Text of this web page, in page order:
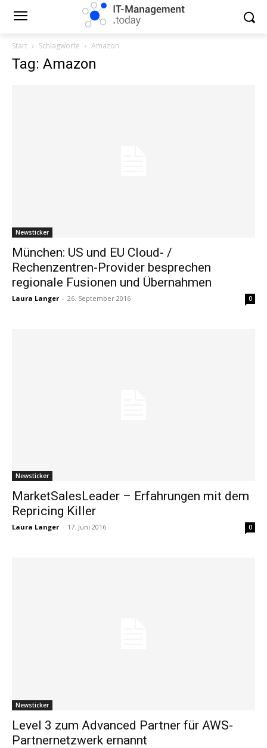
Start Schlagworte Amazon
Tag: Amazon
Newsticker
München: US und EU Cloud- /
Rechenzentren-Provider besprechen
regionale Fusionen und Übernahmen
Laura Langer - 26. September 2016 0
Newsticker
MarketSalesLeader – Erfahrungen mit dem
Repricing Killer
Laura Langer - 17. Juni 2016 0
Newsticker
Level 3 zum Advanced Partner für AWS-
Partnernetzwerk ernannt